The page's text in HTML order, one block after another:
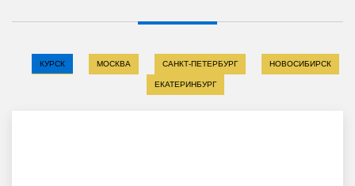
КУРСК МОСКВА САНКТ-ПЕТЕРБУРГ НОВОСИБИРСК
ЕКАТЕРИНБУРГ